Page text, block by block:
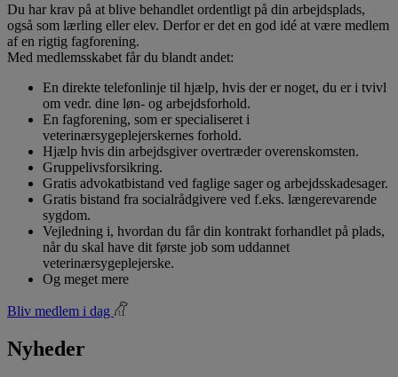
Du har krav på at blive behandlet ordentligt på din arbejdsplads,
også som lærling eller elev. Derfor er det en god idé at være medlem
af en rigtig fagforening.
Med medlemsskabet får du blandt andet:
En direkte telefonlinje til hjælp, hvis der er noget, du er i tvivl
om vedr. dine løn- og arbejdsforhold.
En fagforening, som er specialiseret i
veterinærsygeplejerskernes forhold.
Hjælp hvis din arbejdsgiver overtræder overenskomsten.
Gruppelivsforsikring.
Gratis advokatbistand ved faglige sager og arbejdsskadesager.
Gratis bistand fra socialrådgivere ved f.eks. længerevarende
sygdom.
Vejledning i, hvordan du får din kontrakt forhandlet på plads,
når du skal have dit første job som uddannet
veterinærsygeplejerske.
Og meget mere
Bliv medlem i dag
Nyheder